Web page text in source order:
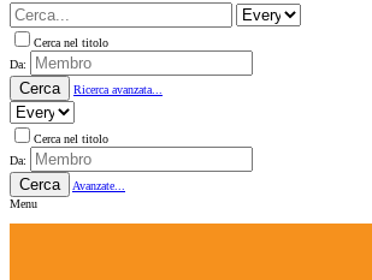
Cerca nel titolo
Da:
Cerca Ricerca avanzata...
Cerca nel titolo
Da:
Cerca
Avanzate...
Menu